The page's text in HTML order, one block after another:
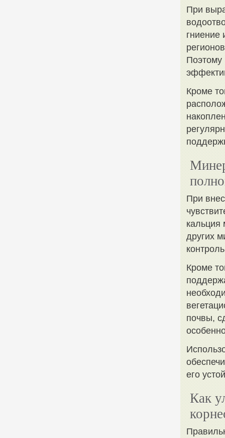
При
гниение
Поэтому
Кроме
При
кальция
других
Кроме
почвы,
его
Как